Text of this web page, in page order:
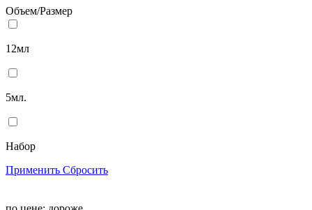
Объем/Размер
12мл
5мл.
Набор
Применить Сбросить